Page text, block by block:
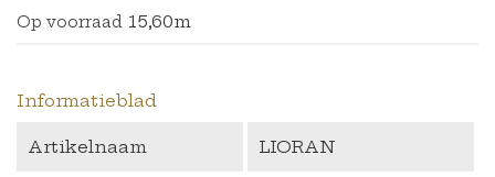
Op voorraad 15,60m
Informatieblad
Artikelnaam LIORAN